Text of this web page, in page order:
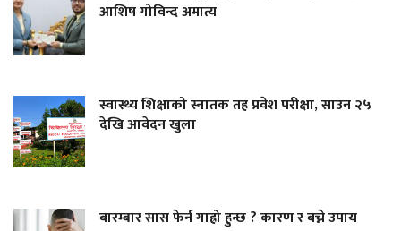
आशिष गोविन्द अमात्य
स्वास्थ्य शिक्षाको स्नातक तह प्रवेश परीक्षा, साउन २५
देखि आवेदन खुला
बारम्बार सास फेर्न गाह्रो हुन्छ ? कारण र बच्ने उपाय